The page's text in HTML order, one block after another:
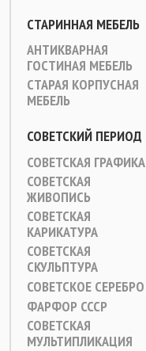
СТАРИННАЯ МЕБЕЛЬ
АНТИКВАРНАЯ
ГОСТИНАЯ МЕБЕЛЬ
СТАРАЯ КОРПУСНАЯ
МЕБЕЛЬ
СОВЕТСКИЙ ПЕРИОД
СОВЕТСКАЯ ГРАФИКА
СОВЕТСКАЯ
ЖИВОПИСЬ
СОВЕТСКАЯ
КАРИКАТУРА
СОВЕТСКАЯ
СКУЛЬПТУРА
СОВЕТСКОЕ СЕРЕБРО
ФАРФОР СССР
СОВЕТСКАЯ
МУЛЬТИПЛИКАЦИЯ